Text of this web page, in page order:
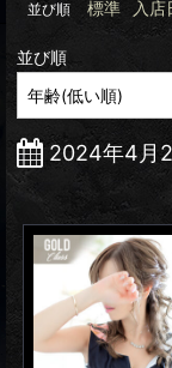
並び順 標準 入店
並び順
2024年4月